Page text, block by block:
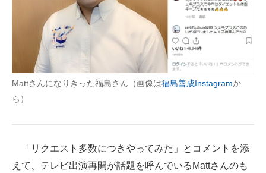
企業ITのトレンドを詳説
経営リーダーのコミュニティ
マーケ×ITの今がよく分かる
ITエンジニア向け専門サイト
製造業のIT導入・活用を支援
Mattさんになりきった福島さん（画像は福島善成Instagramか
ら）
「リクエスト多数につきやってみた」とコメントを添
えて、テレビ出演再開が話題を呼んでいるMattさんのも